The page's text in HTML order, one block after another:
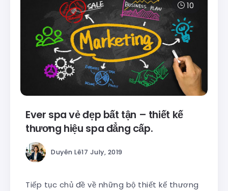
10
Ever spa vẻ đẹp bất tận – thiết kế
thương hiệu spa đẳng cấp.
Duyên Lê17 July, 2019
Tiếp tục chủ đề về những bộ thiết kế thương